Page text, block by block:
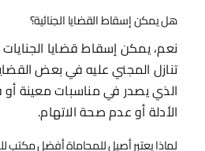
هل يمكن إسقاط القضايا الجنائية؟
نعم، يمكن إسقاط قضايا
تنازل المجني عليه في بعض
الذي يصدر في مناسبات معينة أو
الأدلة أو عدم صحة الاتهام.
لماذا يعتبر أصيل للمحاماة أفضل مكتب